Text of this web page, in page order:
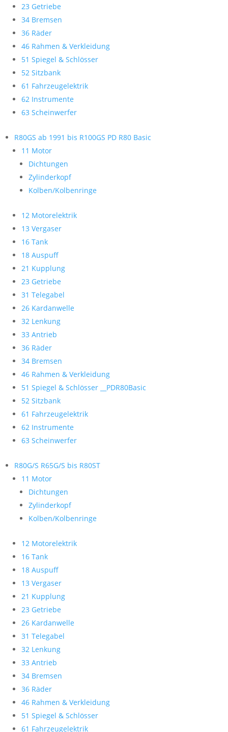
23 Getriebe
34 Bremsen
36 Räder
46 Rahmen & Verkleidung
51 Spiegel & Schlösser
52 Sitzbank
61 Fahrzeugelektrik
62 Instrumente
63 Scheinwerfer
R80GS ab 1991 bis R100GS PD R80 Basic
11 Motor
Dichtungen
Zylinderkopf
Kolben/Kolbenringe
12 Motorelektrik
13 Vergaser
16 Tank
18 Auspuff
21 Kupplung
23 Getriebe
31 Telegabel
26 Kardanwelle
32 Lenkung
33 Antrieb
36 Räder
34 Bremsen
46 Rahmen & Verkleidung
51 Spiegel & Schlösser __PDR80Basic
52 Sitzbank
61 Fahrzeugelektrik
62 Instrumente
63 Scheinwerfer
R80G/S R65G/S bis R80ST
11 Motor
Dichtungen
Zylinderkopf
Kolben/Kolbenringe
12 Motorelektrik
16 Tank
18 Auspuff
13 Vergaser
21 Kupplung
23 Getriebe
26 Kardanwelle
31 Telegabel
32 Lenkung
33 Antrieb
34 Bremsen
36 Räder
46 Rahmen & Verkleidung
51 Spiegel & Schlösser
61 Fahrzeugelektrik